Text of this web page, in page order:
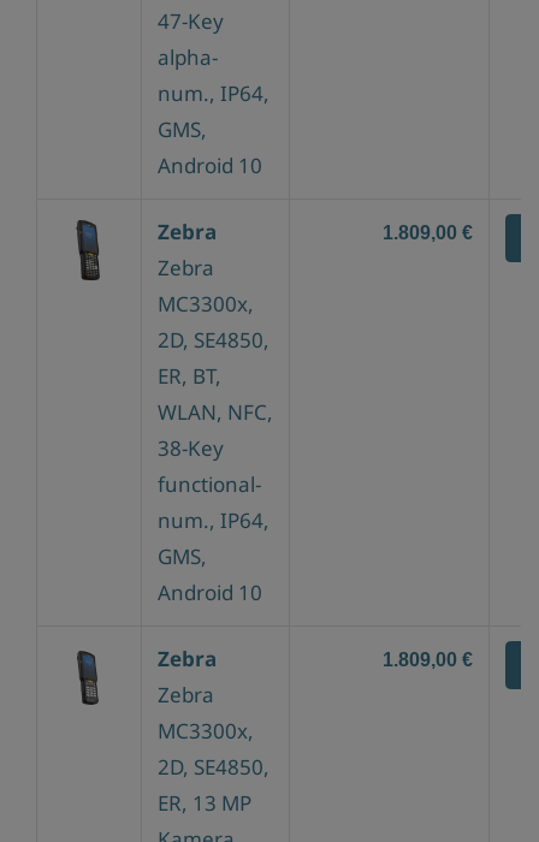
47-Key
alpha-
num., IP64,
GMS,
Android 10
Zebra
Zebra
MC3300x,
2D, SE4850,
ER, BT,
WLAN, NFC,
38-Key
functional-
num., IP64,
GMS,
Android 10
1.809,00 €
Zebra
Zebra
MC3300x,
2D, SE4850,
ER, 13 MP
1.809,00 €